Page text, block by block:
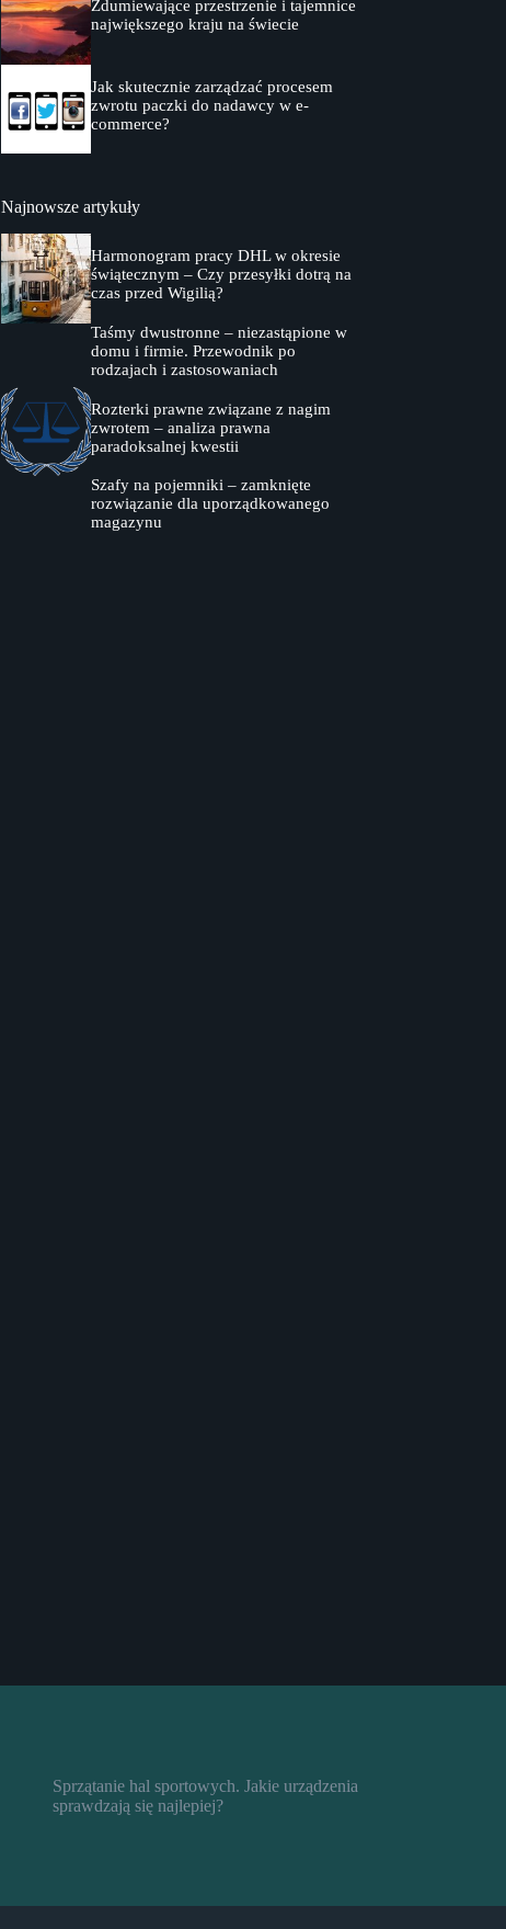
Zdumiewające przestrzenie i tajemnice
największego kraju na świecie
Jak skutecznie zarządzać procesem
zwrotu paczki do nadawcy w e-
commerce?
Najnowsze artykuły
Harmonogram pracy DHL w okresie
świątecznym – Czy przesyłki dotrą na
czas przed Wigilią?
Taśmy dwustronne – niezastąpione w
domu i firmie. Przewodnik po
rodzajach i zastosowaniach
Rozterki prawne związane z nagim
zwrotem – analiza prawna
paradoksalnej kwestii
Szafy na pojemniki – zamknięte
rozwiązanie dla uporządkowanego
magazynu
Sprzątanie hal sportowych. Jakie urządzenia
sprawdzają się najlepiej?